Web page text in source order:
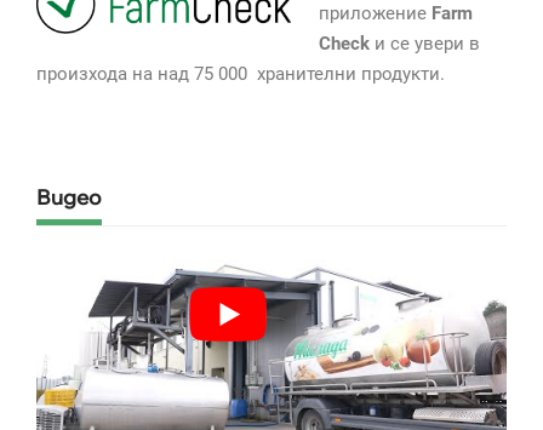
приложение Farm
Checkи се увери в
произхода на над 75 000 хранителни продукти.
Видео